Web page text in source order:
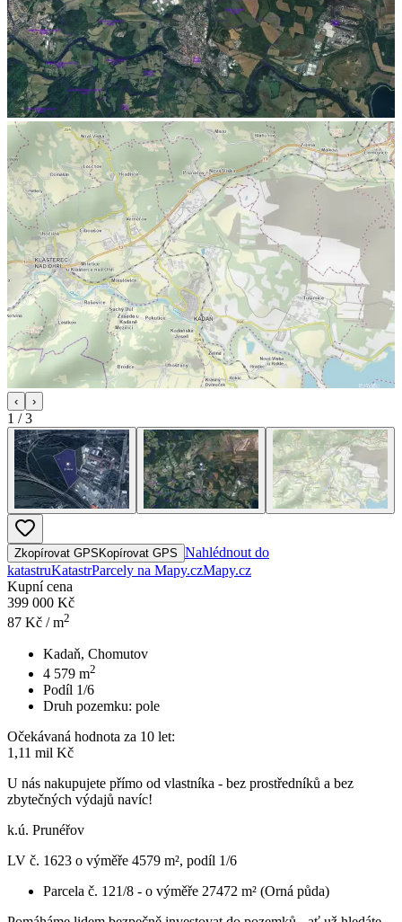
‹ ›
1 /3
Zkopírovat GPS Kopírovat GPS Nahlédnout do
katastruKatastrParcely na Mapy.czMapy.cz
Kupní cena
399 000 Kč
87 Kč / m2
Kadaň, Chomutov
4 579 m2
Podíl 1/6
Druh pozemku: pole
Očekávaná hodnota za 10 let:
1,11 mil Kč
U nás nakupujete přímo od vlastníka - bez prostředníků a bez
zbytečných výdajů navíc!
k.ú. Prunéřov
LV č. 1623 o výměře 4579 m², podíl 1/6
Parcela č. 121/8 - o výměře 27472 m² (Orná půda)